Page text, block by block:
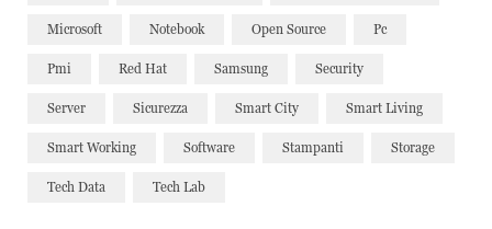
Microsoft Notebook Open Source Pc
Pmi Red Hat Samsung Security
Server Sicurezza Smart City Smart Living
Smart Working Software Stampanti Storage
Tech Data Tech Lab